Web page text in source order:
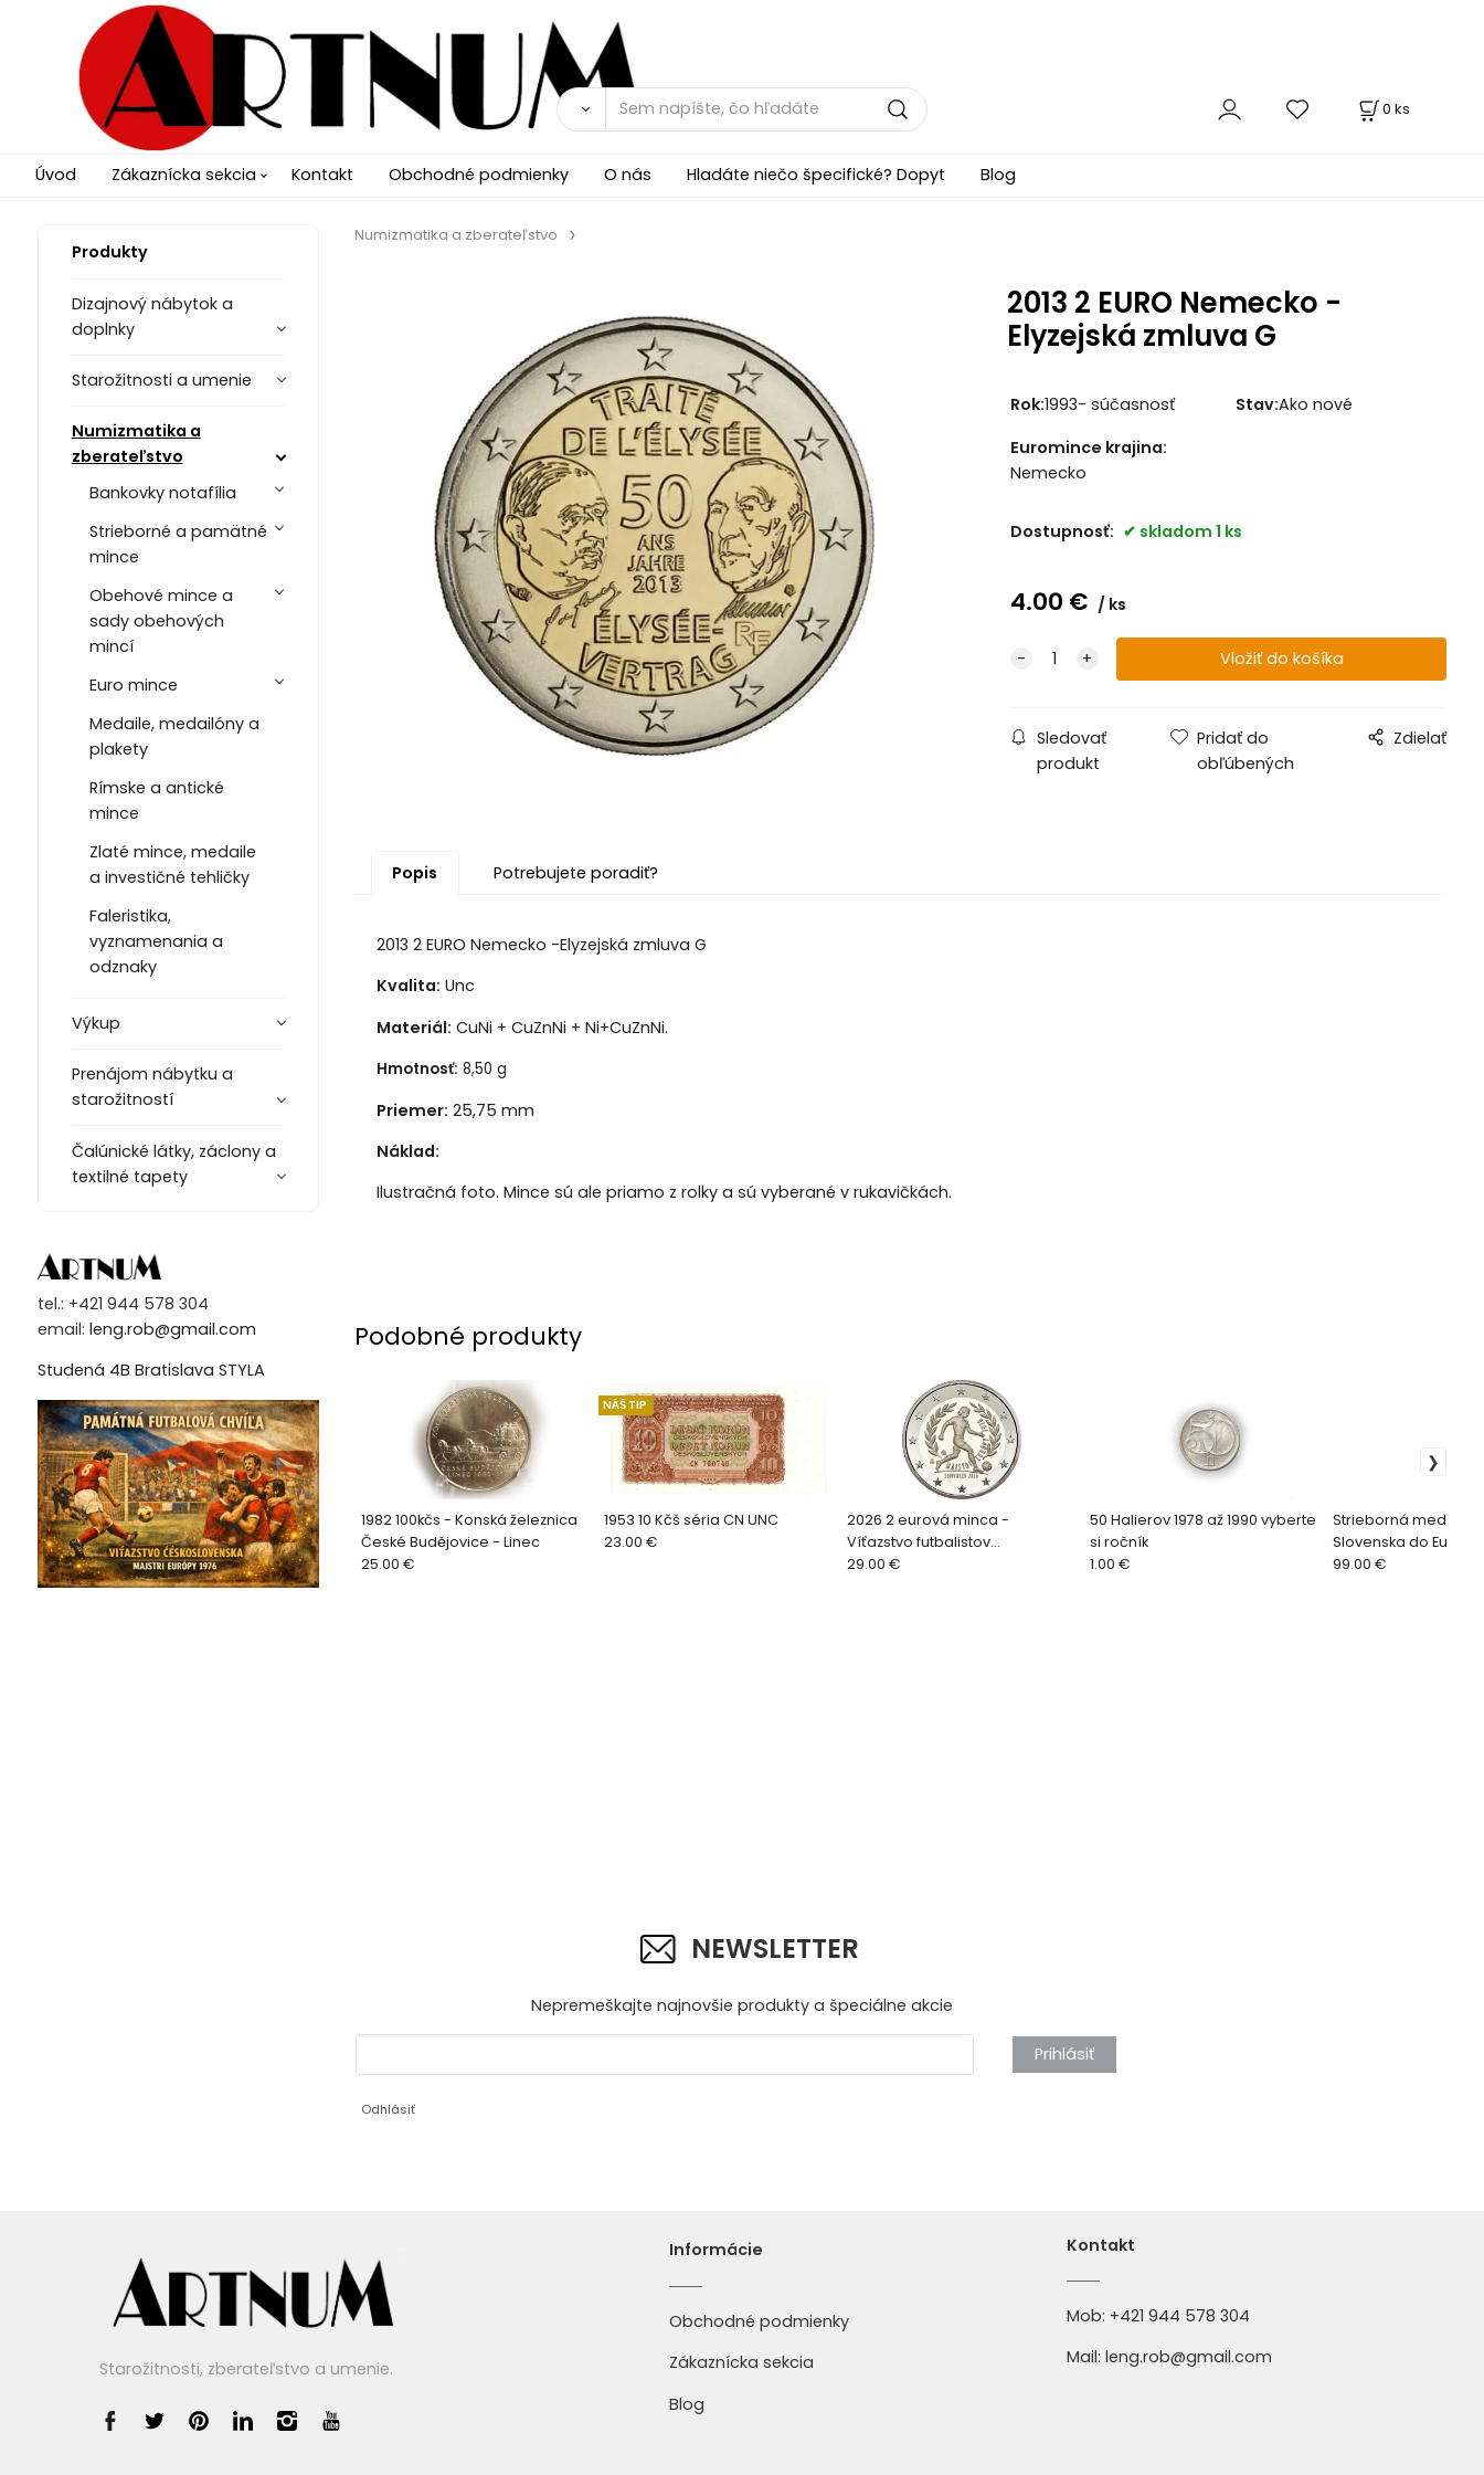
0 ks
Úvod Zákaznícka sekcia Kontakt Obchodné podmienky O nás Hladáte niečo špecifické? Dopyt Blog
Produkty
Dizajnový nábytok a
doplnky
Starožitnosti a umenie
Numizmatika a
zberateľstvo
Bankovky notafília
Strieborné a pamätné
mince
Obehové mince a
sady obehových
mincí
Euro mince
Medaile, medailóny a
plakety
Rímske a antické
mince
Zlaté mince, medaile
a investičné tehličky
Faleristika,
vyznamenania a
odznaky
Výkup
Prenájom nábytku a
starožitností
Čalúnické látky, záclony a
textilné tapety
tel.: +421 944 578 304
email: leng.rob@gmail.com
Studená 4B Bratislava STYLA
Numizmatika a zberateľstvo
2013 2 EURO Nemecko -
Elyzejská zmluva G
Rok:1993- súčasnosť Stav:Ako nové
Euromince krajina:
Nemecko
Dostupnosť: skladom 1 ks
4.00 € ks
Sledovať
produkt
Pridať do
obľúbených
Zdielať
Popis Potrebujete poradiť?
2013 2 EURO Nemecko -Elyzejská zmluva G
Kvalita: Unc
Materiál: CuNi + CuZnNi + Ni+CuZnNi.
Hmotnosť: 8,50 g
Priemer: 25,75 mm
Náklad:
Ilustračná foto. Mince sú ale priamo z rolky a sú vyberané v rukavičkách.
Podobné produkty
1982 100kčs - Konská železnica
České Budějovice - Linec
25.00 €
1953 10 Kčš séria CN UNC
NÁŠ TIP
23.00 €
2026 2 eurová minca -
Víťazstvo futbalistov
Československa +Pamätná
29.00 €
50 Halierov 1978 až 1990 vyberte
si ročník
1.00 €
Strieborná medaila
Slovenska do
20. výročie
99.00 €
NEWSLETTER
Nepremeškajte najnovšie produkty a špeciálne akcie
Prihlásiť
Odhlásiť
Starožitnosti, zberateľstvo a umenie.
Informácie
Obchodné podmienky
Zákaznícka sekcia
Blog
Kontakt
Mob: +421 944 578 304
Mail: leng.rob@gmail.com